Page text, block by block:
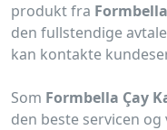
produkt fra
den fullstendige
kan kontakte
Som Formbella Çay
den beste servicen